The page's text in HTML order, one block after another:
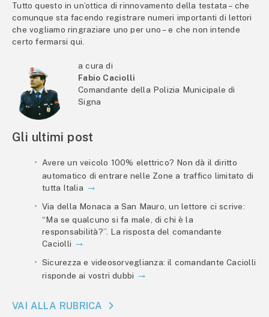
Tutto questo in un’ottica di rinnovamento della testata – che
comunque sta facendo registrare numeri importanti di lettori
che vogliamo ringraziare uno per uno – e che non intende
certo fermarsi qui.
a cura di
Fabio Caciolli
Comandante della Polizia Municipale di
Signa
Gli ultimi post
Avere un veicolo 100% elettrico? Non dà il diritto
automatico di entrare nelle Zone a traffico limitato di
tutta Italia
Via della Monaca a San Mauro, un lettore ci scrive:
“Ma se qualcuno si fa male, di chi è la
responsabilità?”. La risposta del comandante
Caciolli
Sicurezza e videosorveglianza: il comandante Caciolli
risponde ai vostri dubbi
VAI ALLA RUBRICA